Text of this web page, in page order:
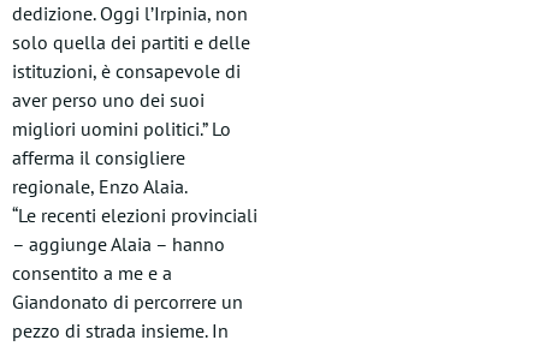
dedizione. Oggi l’Irpinia, non
solo quella dei partiti e delle
istituzioni, è consapevole di
aver perso uno dei suoi
migliori uomini politici.” Lo
afferma il consigliere
regionale, Enzo Alaia.
“Le recenti elezioni provinciali
– aggiunge Alaia – hanno
consentito a me e a
Giandonato di percorrere un
pezzo di strada insieme. In